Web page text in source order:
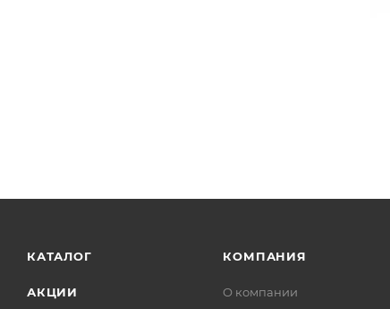
КАТАЛОГ
АКЦИИ
КОМПАНИЯ
О компании